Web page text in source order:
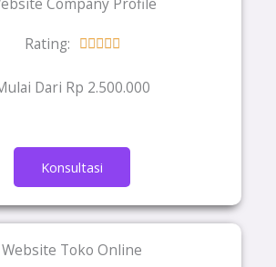
Rating:
Rated
out
5
Dari Rp 2.500.000
Konsultasi
Website Toko Online